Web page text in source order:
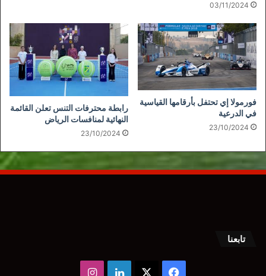
03/11/2024
فورمولا إي تحتفل بأرقامها القياسية
في الدرعية
23/10/2024
رابطة محترفات التنس تعلن القائمة
النهائية لمنافسات الرياض
23/10/2024
تابعنا
فيسبوك لينكدإنانستقرام